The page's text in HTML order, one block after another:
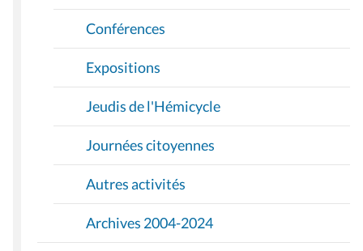
Conférences
Expositions
Jeudis de l'Hémicycle
Journées citoyennes
Autres activités
Archives 2004-2024